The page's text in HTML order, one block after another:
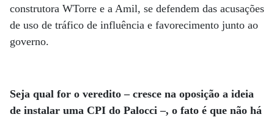
construtora WTorre e a Amil, se defendem das acusações
de uso de tráfico de influência e favorecimento junto ao
governo.
Seja qual for o veredito – cresce na oposição a ideia
de instalar uma CPI do Palocci –, o fato é que não há